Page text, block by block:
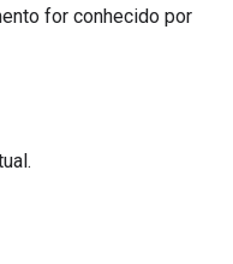
for conhecido por